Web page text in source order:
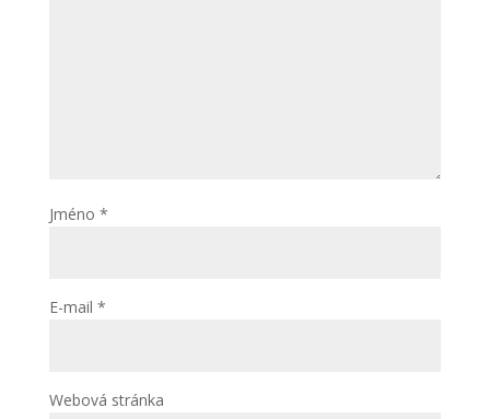
Jméno *
E-mail *
Webová stránka